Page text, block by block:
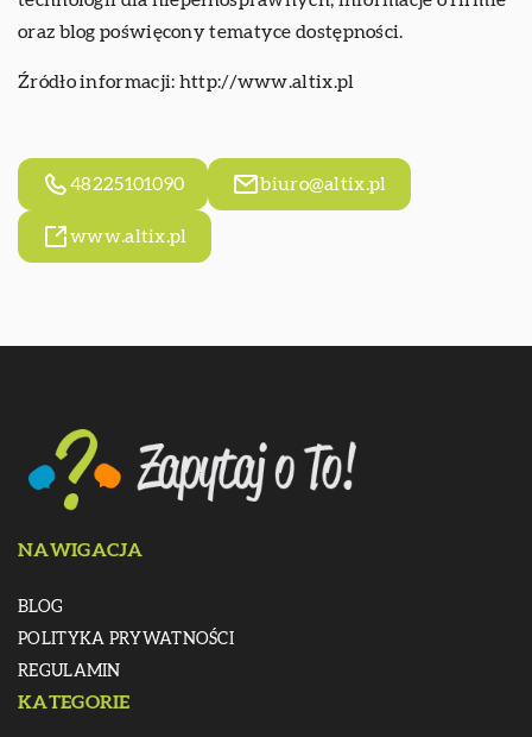
oraz blog poświęcony tematyce dostępności.
Źródło informacji: http://www.altix.pl
48225101090 biuro@altix.pl
www.altix.pl
NAWIGACJA
BLOG
POLITYKA PRYWATNOŚCI
REGULAMIN
KATEGORIE